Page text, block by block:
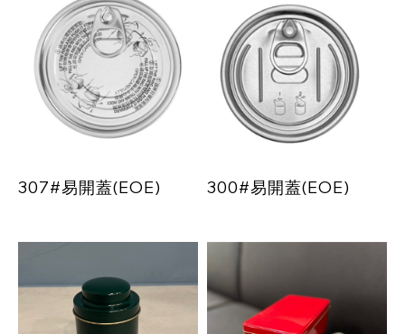
307#易開蓋(EOE) 300#易開蓋(EOE)